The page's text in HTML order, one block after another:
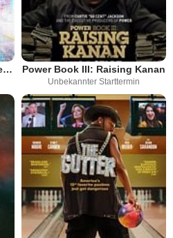
Spider-Man: A New Universe 3 – Beyond The Spider-Verse Power Book III: Raising Kanan
Unbekannter Starttermin